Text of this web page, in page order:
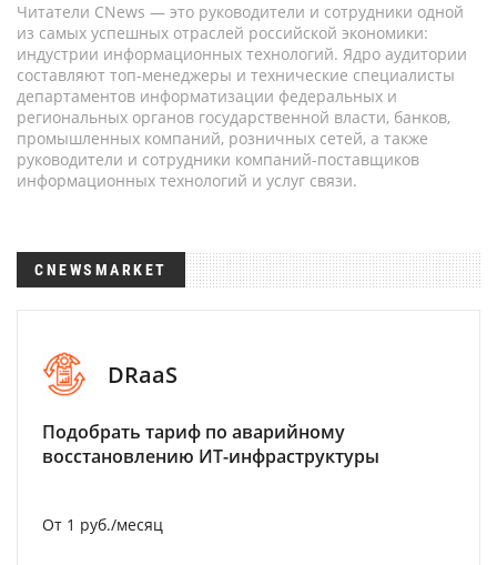
Читатели CNews — это руководители и сотрудники одной
из самых успешных отраслей российской экономики:
индустрии информационных технологий. Ядро аудитории
составляют топ-менеджеры и технические специалисты
департаментов информатизации федеральных и
региональных органов государственной власти, банков,
промышленных компаний, розничных сетей, а также
руководители и сотрудники компаний-поставщиков
информационных технологий и услуг связи.
CNEWSMARKET
DRaaS
Подобрать тариф по аварийному
восстановлению ИТ-инфраструктуры
От 1 руб./месяц